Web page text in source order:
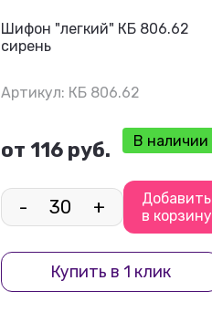
Шифон "легкий" КБ 806.62
сирень
Артикул: КБ 806.62
от 116 руб. В наличии
- +
Добавить
в корзину
Купить в 1 клик